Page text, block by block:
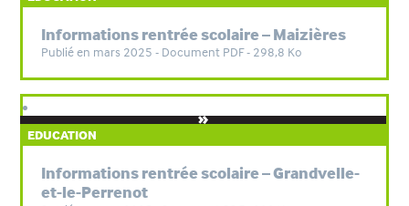
Informations rentrée scolaire – Maizières
Publié en mars 2025 - Document PDF - 298,8 Ko
EDUCATION
Informations rentrée scolaire – Grandvelle-
et-le-Perrenot